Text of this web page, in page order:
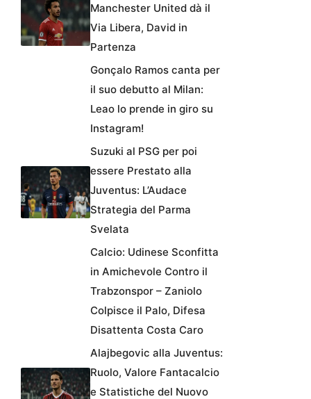
Manchester United dà il
Via Libera, David in
Partenza
Gonçalo Ramos canta per
il suo debutto al Milan:
Leao lo prende in giro su
Instagram!
Suzuki al PSG per poi
essere Prestato alla
Juventus: L’Audace
Strategia del Parma
Svelata
Calcio: Udinese Sconfitta
in Amichevole Contro il
Trabzonspor – Zaniolo
Colpisce il Palo, Difesa
Disattenta Costa Caro
Alajbegovic alla Juventus:
Ruolo, Valore Fantacalcio
e Statistiche del Nuovo